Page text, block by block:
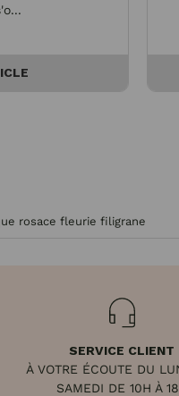
rosace fleurie filigrane
SERVICE CLIENT
À VOTRE ÉCOUTE DU
SAMEDI DE 10H À